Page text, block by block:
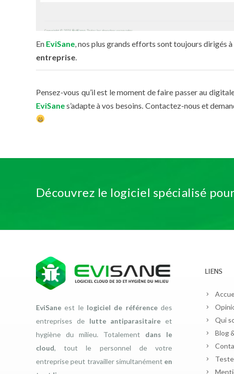
En EviSane , nos plus grands efforts sont toujours dirigés
entreprise
Pensez-vous qu’il est le moment de faire passer au
EviSanes’adapte à vos besoins. Contactez-nous et
Découvrez le logiciel spécialisé
EviSane est le logiciel de référencedes
entreprises de lutte antiparasitaire et
hygiène du milieu. Totalement dans le
cloud, tout le personnel de votre
entreprise peut travailler simultanément en
LIENS
Qui
Blog